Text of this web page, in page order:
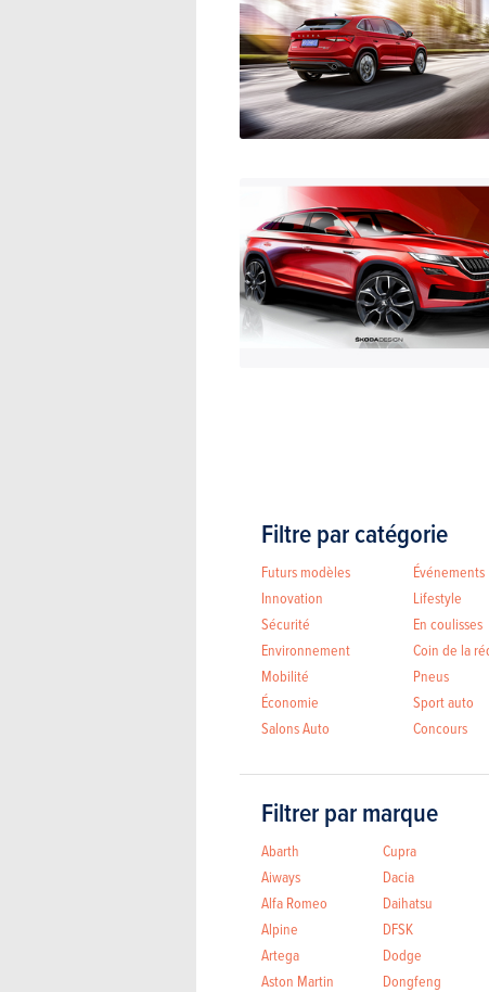
Filtre par catégorie
Futurs modèles
Innovation
Sécurité
Environnement
Mobilité
Économie
Salons Auto
Événements
Lifestyle
En coulisses
Coin de la
Pneus
Sport auto
Concours
Filtrer par marque
Abarth
Aiways
Alfa Romeo
Alpine
Artega
Aston Martin
Cupra
Dacia
Daihatsu
DFSK
Dodge
Dongfeng